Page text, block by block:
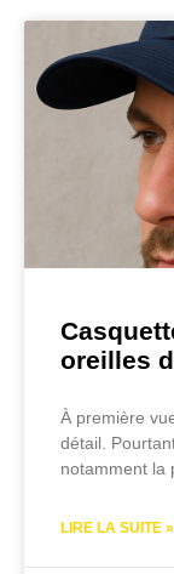
oreilles
À première
détail.
notamment la
LIRE LA SUITE »